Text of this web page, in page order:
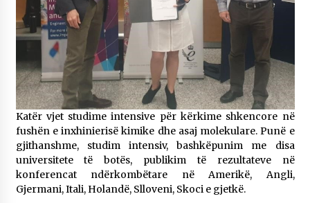
Katër vjet studime intensive për kërkime shkencore në
fushën e inxhinierisë kimike dhe asaj molekulare.​ Punë e
gjithanshme, studim intensiv, bashkëpunim me disa
universitete të botës, publikim të rezultateve në
konferencat ndërkombëtare në Amerikë, Angli,
Gjermani, Itali, Holandë, Slloveni, Skoci e gjetkë.​